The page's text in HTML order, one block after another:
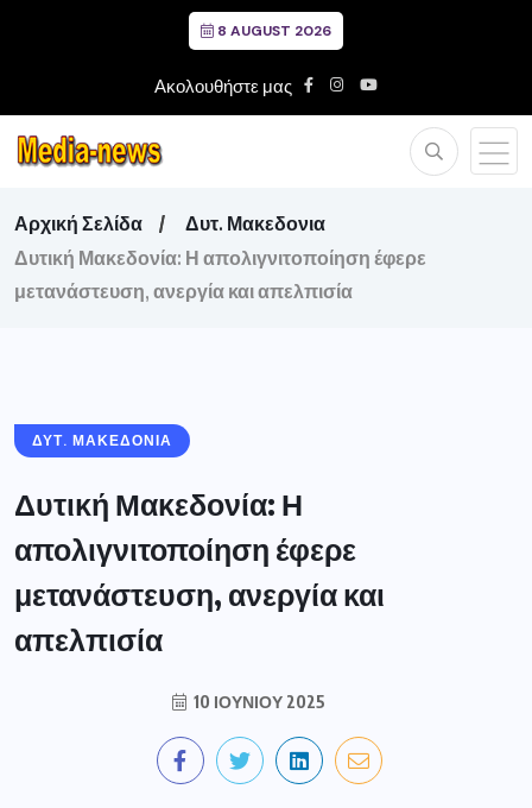
8 AUGUST 2026
Ακολουθήστε μας
Αρχική Σελίδα
Δυτ. Μακεδονια
Δυτική Μακεδονία: Η απολιγνιτοποίηση έφερε
μετανάστευση, ανεργία και απελπισία
ΔΥΤ. ΜΑΚΕΔΟΝΙΑ
Δυτική Μακεδονία: Η
απολιγνιτοποίηση έφερε
μετανάστευση, ανεργία και
απελπισία
10 ΙΟΥΝΊΟΥ 2025